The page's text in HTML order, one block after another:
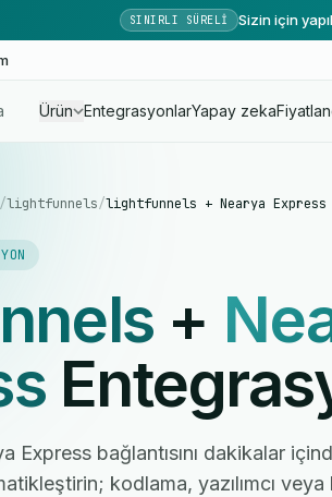
SINIRLI SÜRELI Sizin için
Ürün EntegrasyonlarYapay zeka
/lightfunnels/lightfunnels + Nearya Express
+
Express bağlantısını dakikalar
kodlama, yazılımcı